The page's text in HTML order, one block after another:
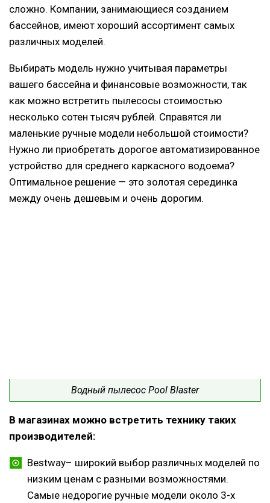
сложно. Компании, занимающиеся созданием
бассейнов, имеют хороший ассортимент самых
различных моделей.
Выбирать модель нужно учитывая параметры
вашего бассейна и финансовые возможности, так
как можно встретить пылесосы стоимостью
несколько сотен тысяч рублей. Справятся ли
маленькие ручные модели небольшой стоимости?
Нужно ли приобретать дорогое автоматизированное
устройство для среднего каркасного водоема?
Оптимальное решение — это золотая серединка
между очень дешевым и очень дорогим.
Водный пылесос Pool Blaster
В магазинах можно встретить технику таких
производителей:
Bestway– широкий выбор различных моделей по
низким ценам с разными возможностями.
Самые недорогие ручные модели около 3-х